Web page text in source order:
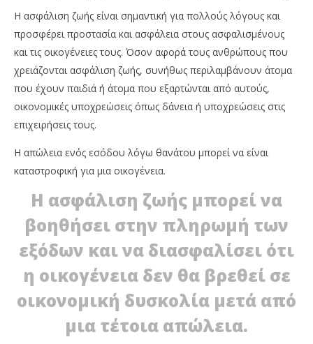
Η ασφάλιση ζωής είναι σημαντική για πολλούς λόγους και
προσφέρει προστασία και ασφάλεια στους ασφαλισμένους
και τις οικογένειες τους. Όσον αφορά τους ανθρώπους που
χρειάζονται ασφάλιση ζωής, συνήθως περιλαμβάνουν άτομα
που έχουν παιδιά ή άτομα που εξαρτώνται από αυτούς,
οικονομικές υποχρεώσεις όπως δάνεια ή υποχρεώσεις στις
επιχειρήσεις τους.
Η απώλεια ενός εσόδου λόγω θανάτου μπορεί να είναι
καταστροφική για μια οικογένεια.
Η ασφάλιση ζωής μπορεί να
βοηθήσει στην πληρωμή των
εξόδων και να διασφαλίσει ότι
η οικογένεια δεν θα βρεθεί σε
οικονομική δυσκολία μετά από
μια τέτοια απώλεια.